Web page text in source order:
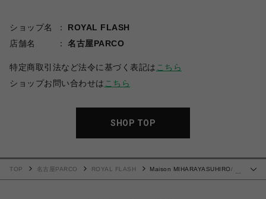
ショップ名
ROYAL FLASH
店舗名
名古屋PARCO
特定商取引法など法令に基づく表記は こちら
ショップお問い合わせは こちら
SHOP TOP
…
TOP 名古屋PARCO ROYAL FLASH
Maison MIHARAYASUHIRO/メ